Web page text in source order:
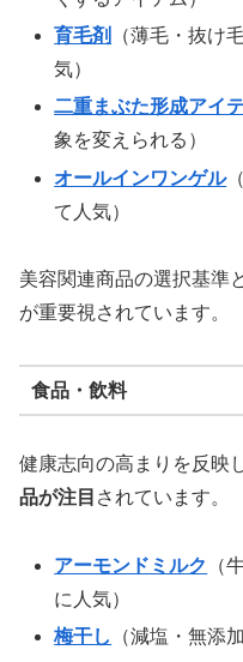
育毛剤
（薄毛・抜け
気）
二重まぶた形成アイ
象を変えられる）
オールインワンゲル
て人気）
美容関連商品の選択基準
が重要視されています。
食品・飲料
健康志向の高まりを反映し
品が注目 されています。
アーモンドミルク
（
に人気）
梅干し
（減塩・無添